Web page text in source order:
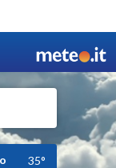
35°